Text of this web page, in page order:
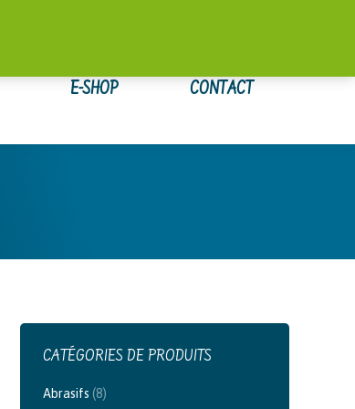
E-SHOP CONTACT
CATÉGORIES DE PRODUITS
Abrasifs (8)